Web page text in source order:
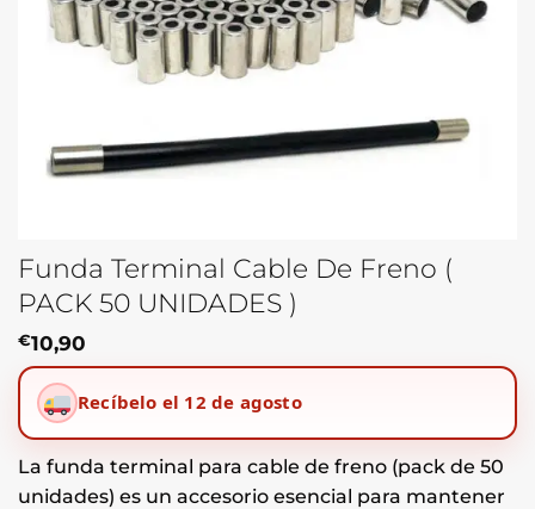
Funda Terminal Cable De Freno (
PACK 50 UNIDADES )
€10,90
Recíbelo el 12 de agosto
La funda terminal para cable de freno (pack de 50
unidades) es un accesorio esencial para mantener